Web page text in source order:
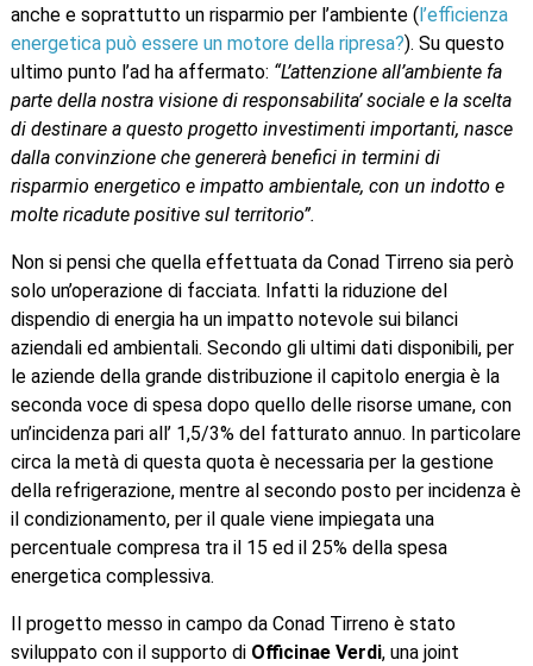
anche e soprattutto un risparmio per l’ambiente ( l’efficienza
energetica può essere un motore della ripresa?). Su questo
ultimo punto l’ad ha affermato: “L’attenzione all’ambiente fa
parte della nostra visione di responsabilita’ sociale e la scelta
di destinare a questo progetto investimenti importanti, nasce
dalla convinzione che genererà benefici in termini di
risparmio energetico e impatto ambientale, con un indotto e
molte ricadute positive sul territorio”.
Non si pensi che quella effettuata da Conad Tirreno sia però
solo un’operazione di facciata. Infatti la riduzione del
dispendio di energia ha un impatto notevole sui bilanci
aziendali ed ambientali. Secondo gli ultimi dati disponibili, per
le aziende della grande distribuzione il capitolo energia è la
seconda voce di spesa dopo quello delle risorse umane, con
un’incidenza pari all’ 1,5/3% del fatturato annuo. In particolare
circa la metà di questa quota è necessaria per la gestione
della refrigerazione, mentre al secondo posto per incidenza è
il condizionamento, per il quale viene impiegata una
percentuale compresa tra il 15 ed il 25% della spesa
energetica complessiva.
Il progetto messo in campo da Conad Tirreno è stato
sviluppato con il supporto di Officinae Verdi, una joint